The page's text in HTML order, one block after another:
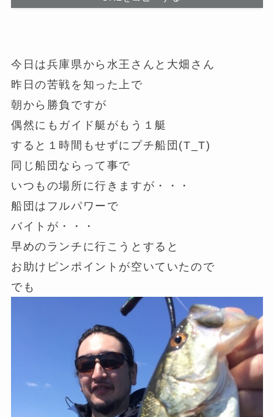
今日は兵庫県から水王さんと大畑さん
昨日の苦戦を知った上で
朝から勝負ですが
偶然にもガイド艇がもう１艇
すると１時間もせずにプチ船団(T_T)
同じ船団ならって事で
いつもの場所に行きますが・・・
船団はフルパワーで
バイトが・・・
早めのランチに行こうとすると
お助けピンポイントが空いていたので
でも